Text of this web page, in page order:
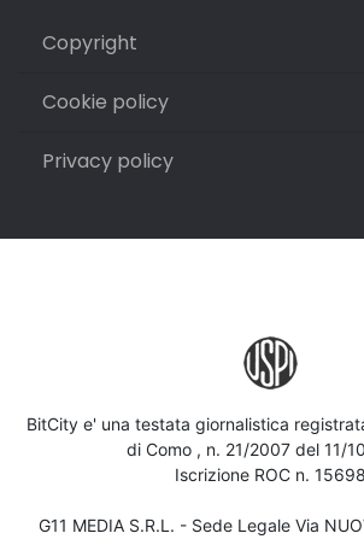
Copyright
Cookie policy
Privacy policy
BitCity e' una testata giornalistica
di Como , n. 21/2007 del 11/
Iscrizione ROC n. 15698
G11 MEDIA S.R.L. - Sede Legale Via